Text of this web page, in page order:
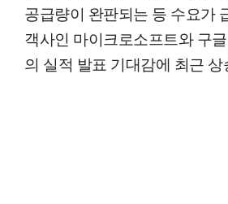
공급량이 완판되는 등 수요가
객사인 마이크로소프트와 구
의 실적 발표 기대감에 최근